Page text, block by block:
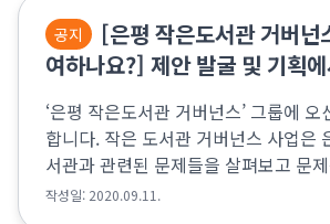
공지
[은평 작은도서관 거버넌
여하나요?] 제안 발굴 및 기획
회까지! A to Z
‘은평 작은도서관 거버넌스’ 그룹에
합니다. 작은 도서관 거버넌스 사업은
서관과 관련된 문제들을 살펴보고 문
합니다. 문제를 해결하기 위한 실험을
작성일: 2020.09.11.